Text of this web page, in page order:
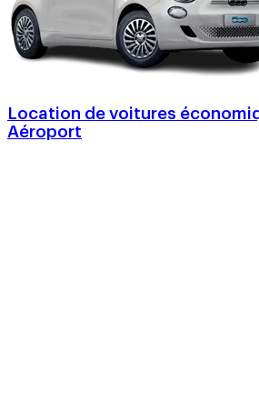
Location de voitures
Aéroport